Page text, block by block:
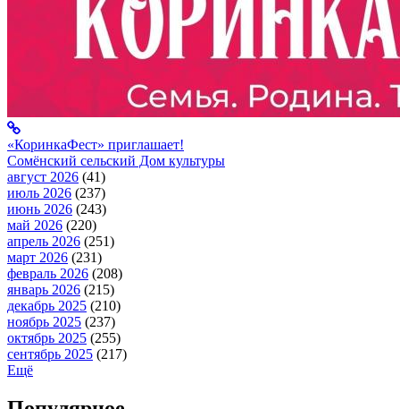
«КоринкаФест» приглашает!
Сомёнский сельский Дом культуры
август 2026 (41)
июль 2026 (237)
июнь 2026 (243)
май 2026 (220)
апрель 2026 (251)
март 2026 (231)
февраль 2026 (208)
январь 2026 (215)
декабрь 2025 (210)
ноябрь 2025 (237)
октябрь 2025 (255)
сентябрь 2025 (217)
Ещё